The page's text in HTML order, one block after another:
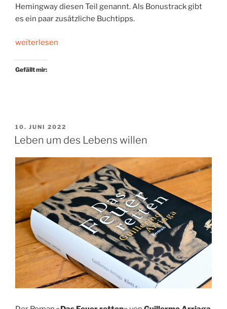
Hemingway diesen Teil genannt. Als Bonustrack gibt
es ein paar zusätzliche Buchtipps.
„Leben,
&
weiterlesen
Gefällt mir:
VERÖFFENTLICHT
AM
10. JUNI 2022
Leben um des Lebens willen